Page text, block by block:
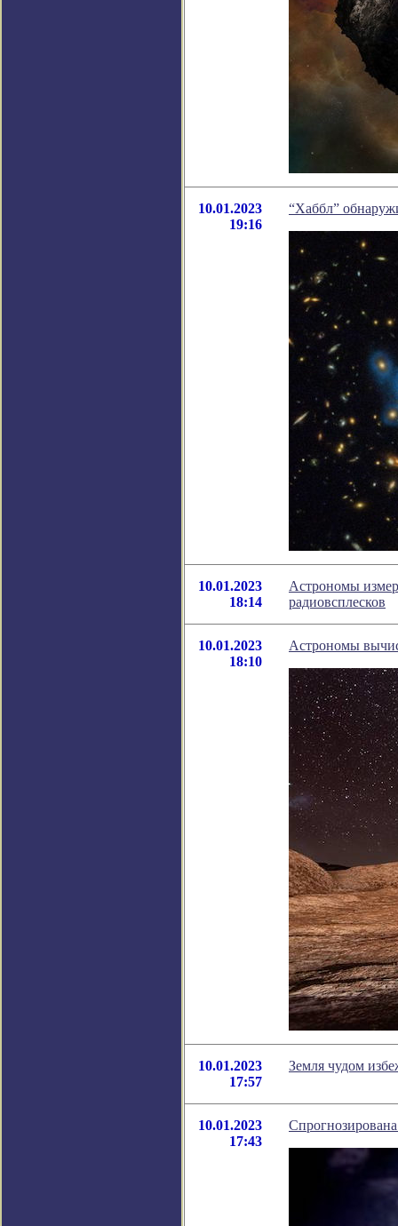
10.01.2023
19:16
“Хаббл”
10.01.2023
18:14
Астрономы
радиовсплесков
10.01.2023
18:10
Астрономы
10.01.2023
17:57
Земля чудом
10.01.2023
17:43